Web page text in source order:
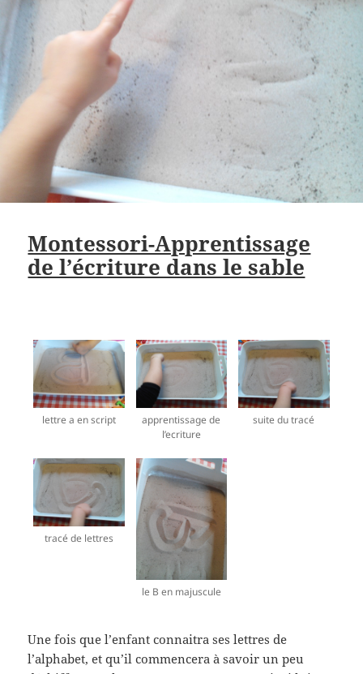
Montessori-Apprentissage
de l’écriture dans le sable
lettre a en script
apprentissage de
l’ecriture
suite du tracé
tracé de lettres
le B en majuscule
Une fois que l’enfant connaitra ses lettres de
l’alphabet, et qu’il commencera à savoir un peu